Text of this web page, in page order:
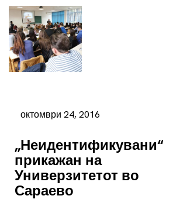
октомври 24, 2016
„Неидентификувани“
прикажан на
Универзитетот во
Сараево